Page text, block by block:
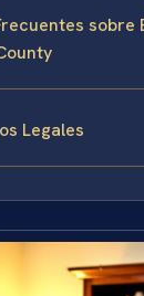
sobre
Legales